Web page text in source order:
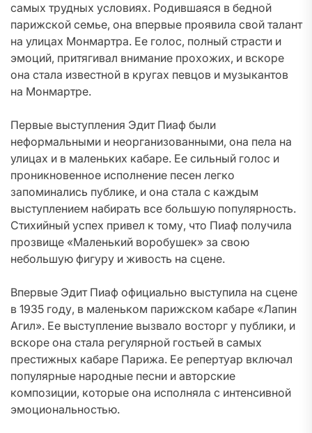
самых трудных условиях. Родившаяся в бедной
парижской семье, она впервые проявила свой талант
на улицах Монмартра. Ее голос, полный страсти и
эмоций, притягивал внимание прохожих, и вскоре
она стала известной в кругах певцов и музыкантов
на Монмартре.
Первые выступления Эдит Пиаф были
неформальными и неорганизованными, она пела на
улицах и в маленьких кабаре. Ее сильный голос и
проникновенное исполнение песен легко
запоминались публике, и она стала с каждым
выступлением набирать все большую популярность.
Стихийный успех привел к тому, что Пиаф получила
прозвище «Маленький воробушек» за свою
небольшую фигуру и живость на сцене.
Впервые Эдит Пиаф официально выступила на сцене
в 1935 году, в маленьком парижском кабаре «Лапин
Агил». Ее выступление вызвало восторг у публики, и
вскоре она стала регулярной гостьей в самых
престижных кабаре Парижа. Ее репертуар включал
популярные народные песни и авторские
композиции, которые она исполняла с интенсивной
эмоциональностью.